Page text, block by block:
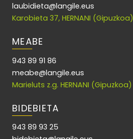
laubidieta@langile.eus
Karobieta 37, HERNANI (Gipuzkoa)
MEABE
943 89 91 86
meabe@langile.eus
Marieluts z.g. HERNANI (Gipuzkoa)
BIDEBIETA
943 89 93 25